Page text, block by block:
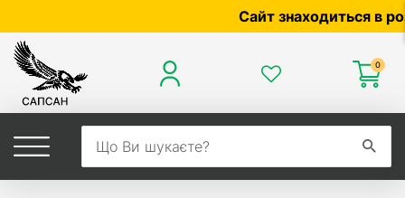
Сайт знаходиться в
0